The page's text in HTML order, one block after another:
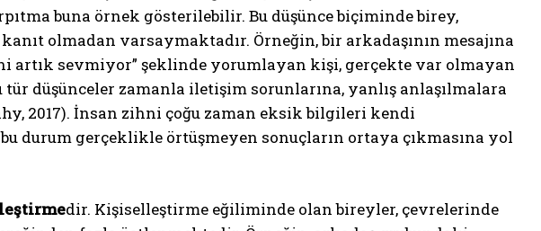
buna örnek gösterilebilir. Bu düşünce biçiminde birey,
olmadan varsaymaktadır. Örneğin, bir arkadaşının mesajına
artık sevmiyor” şeklinde yorumlayan kişi, gerçekte var olmayan
düşünceler zamanla iletişim sorunlarına, yanlış anlaşılmalara
2017). İnsan zihni çoğu zaman eksik bilgileri kendi
durum gerçeklikle örtüşmeyen sonuçların ortaya çıkmasına yol
dir. Kişiselleştirme eğiliminde olan bireyler, çevrelerinde